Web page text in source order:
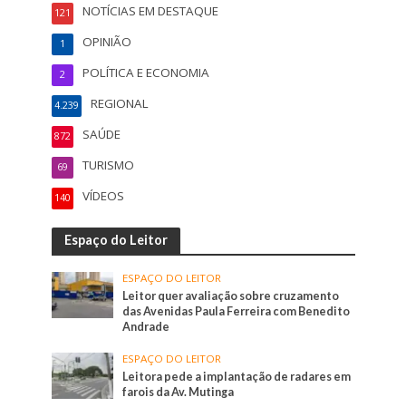
NOTÍCIAS EM DESTAQUE
121
OPINIÃO
1
POLÍTICA E ECONOMIA
2
REGIONAL
4.239
SAÚDE
872
TURISMO
69
VÍDEOS
140
Espaço do Leitor
ESPAÇO DO LEITOR
Leitor quer avaliação sobre cruzamento
das Avenidas Paula Ferreira com Benedito
Andrade
ESPAÇO DO LEITOR
Leitora pede a implantação de radares em
farois da Av. Mutinga